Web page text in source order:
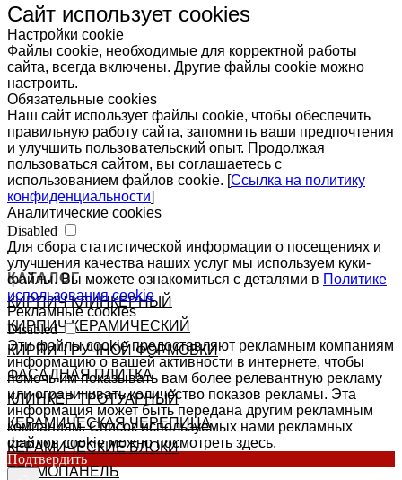
КАТАЛОГ
КИРПИЧ КЛИНКЕРНЫЙ
КИРПИЧ КЕРАМИЧЕСКИЙ
КИРПИЧ РУЧНОЙ ФОРМОВКИ
ФАСАДНАЯ ПЛИТКА
КЛИНКЕР ТРОТУАРНЫЙ
КЕРАМИЧЕСКАЯ ЧЕРЕПИЦА
КЕРАМИЧЕСКИЕ БЛОКИ
ТЕРМОПАНЕЛЬ
Сайт использует cookies
Настройки cookie
Файлы cookie, необходимые для корректной работы
сайта, всегда включены. Другие файлы cookie можно
настроить.
Обязательные cookies
Наш сайт использует файлы cookie, чтобы обеспечить
правильную работу сайта, запомнить ваши предпочтения
и улучшить пользовательский опыт. Продолжая
пользоваться сайтом, вы соглашаетесь с
использованием файлов cookie. [Ссылка на политику
конфиденциальности]
Аналитические cookies
Disabled
Для сбора статистической информации о посещениях и
улучшения качества наших услуг мы используем куки-
файлы. Вы можете ознакомиться с деталями в Политике
использования cookie
Рекламные cookies
Disabled
Эти файлы cookie предоставляют рекламным компаниям
информацию о вашей активности в интернете, чтобы
помочь им показывать вам более релевантную рекламу
или ограничивать количество показов рекламы. Эта
информация может быть передана другим рекламным
компаниям. Список используемых нами рекламных
файлов cookie можно посмотреть здесь.
Подтвердить